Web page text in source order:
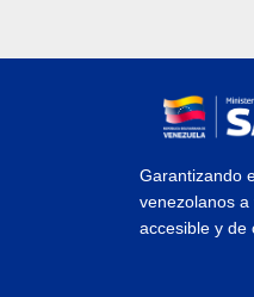
Garantizando
venezolanos
accesible y de